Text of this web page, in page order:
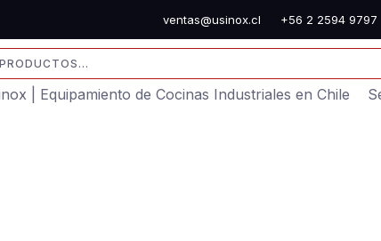
ventas@usinox.cl +56 2 2594 9797
| Equipamiento de Cocinas Industriales en Chile